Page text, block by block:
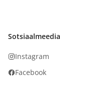
Sotsiaalmeedia
Instagram
Facebook